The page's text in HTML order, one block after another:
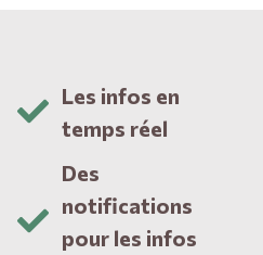
Les infos en
temps réel
Des
notifications
pour les infos